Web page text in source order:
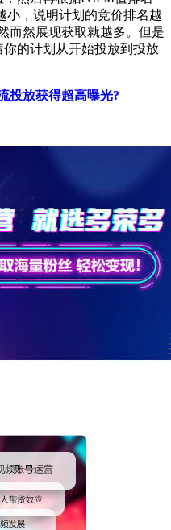
小，说明计划的竞价排名越
而然展现获取就越多。但是
的计划从开始投放到投放
投放获得超高曝光?